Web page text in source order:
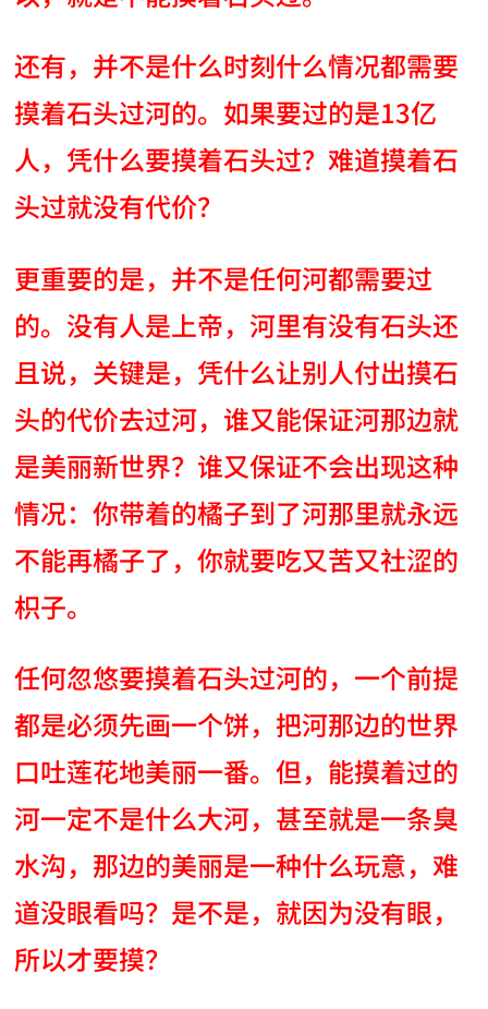
还有，并不是什么时刻什么情况都需要
摸着石头过河的。如果要过的是13亿
人，凭什么要摸着石头过？难道摸着石
头过就没有代价？
更重要的是，并不是任何河都需要过
的。没有人是上帝，河里有没有石头还
且说，关键是，凭什么让别人付出摸石
头的代价去过河，谁又能保证河那边就
是美丽新世界？谁又保证不会出现这种
情况：你带着的橘子到了河那里就永远
不能再橘子了，你就要吃又苦又社涩的
枳子。
任何忽悠要摸着石头过河的，一个前提
都是必须先画一个饼，把河那边的世界
口吐莲花地美丽一番。但，能摸着过的
河一定不是什么大河，甚至就是一条臭
水沟，那边的美丽是一种什么玩意，难
道没眼看吗？是不是，就因为没有眼，
所以才要摸？